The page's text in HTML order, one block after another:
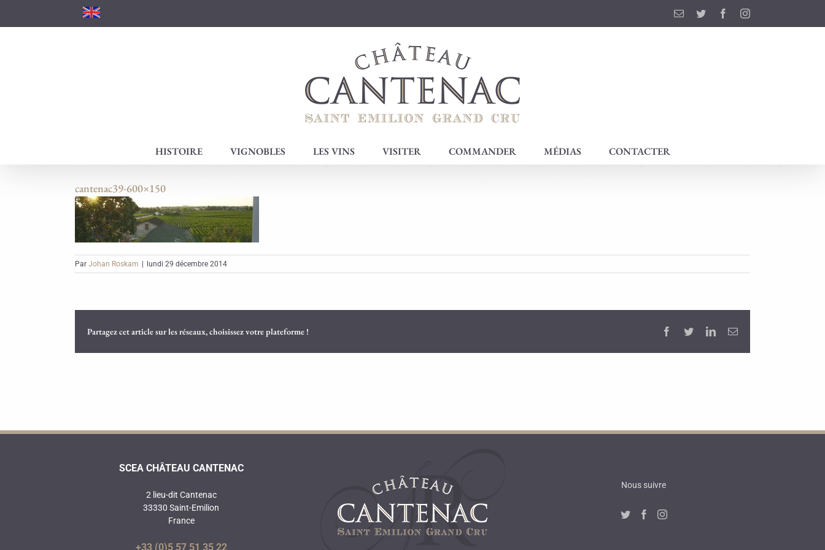
EmailTwitter FacebookInstagram
HISTOIRE VIGNOBLES LES VINS VISITER COMMANDER MÉDIAS CONTACTER
cantenac39-600×150
Par Johan Roskam lundi 29 décembre 2014
Partagez cet article sur les réseaux, choisissez votre plateforme ! Facebook
TwitterLinkedInEmail
SCEA CHÂTEAU CANTENAC
2 lieu-dit Cantenac
33330 Saint-Emilion
France
+33 (0)5 57 51 35 22
Nous suivre